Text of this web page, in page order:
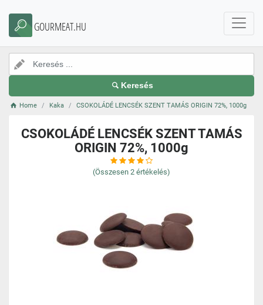
GOURMEAT.HU
Keresés
Home Kaka CSOKOLÁDÉ LENCSÉK SZENT TAMÁS ORIGIN 72%, 1000g
CSOKOLÁDÉ LENCSÉK SZENT TAMÁS
ORIGIN 72%, 1000g
(Összesen 2 értékelés)